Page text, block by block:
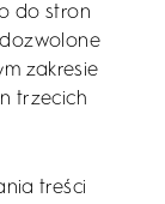
do stron
dozwolone
zakresie
trzecich
treści